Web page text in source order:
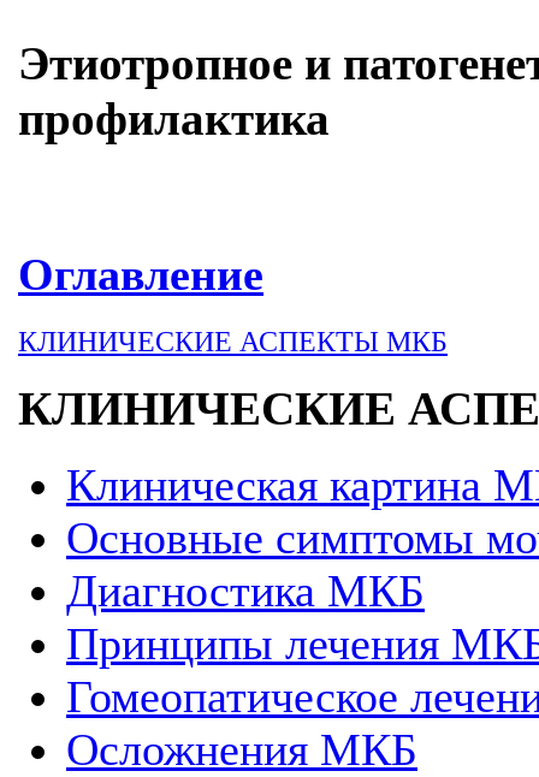
Этиотропное и
профилактика
Оглавление
КЛИНИЧЕСКИЕ АСПЕКТЫ МКБ
КЛИНИЧЕСКИЕ
Клиническая картина
Основные симптомы
Диагностика МКБ
Принципы лечения
Гомеопатическое
Осложнения МКБ